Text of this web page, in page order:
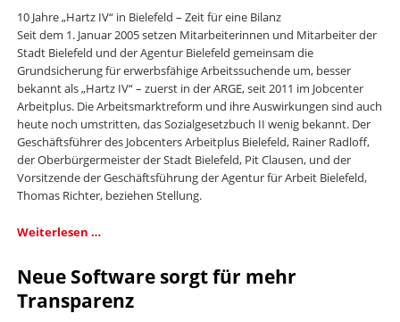
10 Jahre „Hartz IV“ in Bielefeld – Zeit für eine Bilanz
Seit dem 1. Januar 2005 setzen Mitarbeiterinnen und Mitarbeiter der
Stadt Bielefeld und der Agentur Bielefeld gemeinsam die
Grundsicherung für erwerbsfähige Arbeitssuchende um, besser
bekannt als „Hartz IV“ – zuerst in der ARGE, seit 2011 im Jobcenter
Arbeitplus. Die Arbeitsmarktreform und ihre Auswirkungen sind auch
heute noch umstritten, das Sozialgesetzbuch II wenig bekannt. Der
Geschäftsführer des Jobcenters Arbeitplus Bielefeld, Rainer Radloff,
der Oberbürgermeister der Stadt Bielefeld, Pit Clausen, und der
Vorsitzende der Geschäftsführung der Agentur für Arbeit Bielefeld,
Thomas Richter, beziehen Stellung.
Weiterlesen …Zehn
"Hartz
IV"
in
Neue Software sorgt für mehr
Transparenz